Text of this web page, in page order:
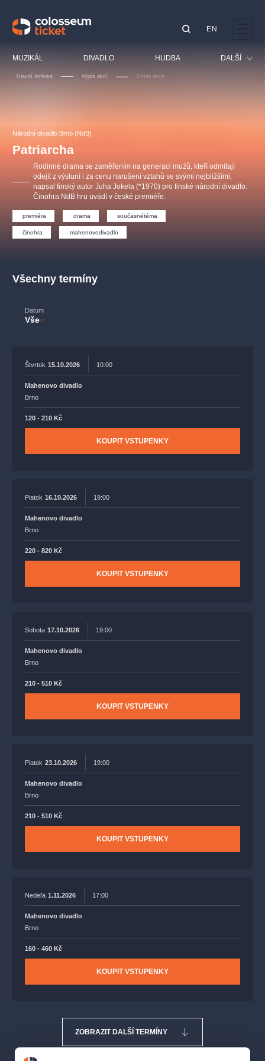
MUZIKÁL DIVADLO HUDBA DALŠÍ
Sport
Ostatní
EN
Hlavní stránka Výpis akcí Detail akce
Národní divadlo Brno (NdB)
Patriarcha
Rodinné drama se zaměřením na generaci mužů, kteří odmítají
odejít z výsluní i za cenu narušení vztahů se svými nejbližšími,
napsal finský autor Juha Jokela (*1970) pro finské národní divadlo.
Činohra NdB hru uvádí v české premiéře.
premiéra drama současnétéma
činohra mahenovodivadlo
Všechny termíny
Datum
Vše
Štvrtok 15.10.2026 10:00
Mahenovo divadlo
Brno
120 - 210 Kč
KOUPIT VSTUPENKY
Piatok 16.10.2026 19:00
Mahenovo divadlo
Brno
220 - 820 Kč
KOUPIT VSTUPENKY
Sobota 17.10.2026 19:00
Mahenovo divadlo
Brno
210 - 510 Kč
KOUPIT VSTUPENKY
Piatok 23.10.2026 19:00
Mahenovo divadlo
Brno
210 - 510 Kč
KOUPIT VSTUPENKY
Nedeľa 1.11.2026 17:00
Mahenovo divadlo
Brno
160 - 460 Kč
KOUPIT VSTUPENKY
ZOBRAZIT DALŠÍ TERMÍNY
OBYČEJNÁ HOLKA
Agentura 44, s.r.o.
muzikálypraha
národnídivadlo